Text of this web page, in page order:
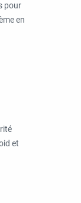
pour
en
et